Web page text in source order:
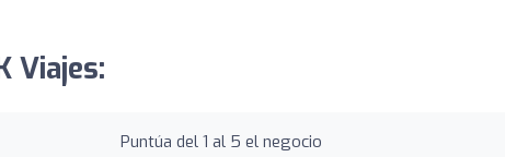
Viajes:
Puntúa del 1 al 5 el negocio